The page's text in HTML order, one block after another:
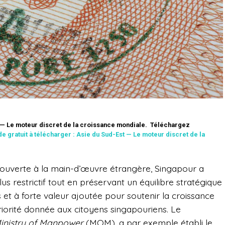
Le moteur discret de la croissance mondiale. Téléchargez
gratuit à télécharger : Asie du Sud-Est — Le moteur discret de la
à la main-d’œuvre étrangère, Singapour a
restrictif tout en préservant un équilibre stratégique
à forte valeur ajoutée pour soutenir la croissance
donnée aux citoyens singapouriens. Le
of Manpower(MOM), a par exemple établi le